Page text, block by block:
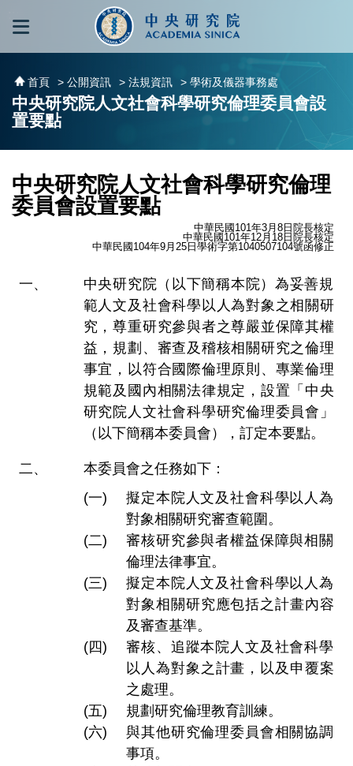
跳到主要內容區塊
首頁 > 公開資訊 > 法規資訊 > 學術及儀器事務處
中央研究院人文社會科學研究倫理委員會設
置要點
中央研究院人文社會科學研究倫理
委員會設置要點
中華民國101年3月8日院長核定
中華民國101年12月18日院長核定
中華民國104年9月25日學術字第1040507104號函修正
中央研究院（以下簡稱本院）為妥善規
範人文及社會科學以人為對象之相關研
究，尊重研究參與者之尊嚴並保障其權
益，規劃、審查及稽核相關研究之倫理
事宜，以符合國際倫理原則、專業倫理
規範及國內相關法律規定，設置「中央
研究院人文社會科學研究倫理委員會」
（以下簡稱本委員會），訂定本要點。
本委員會之任務如下：
擬定本院人文及社會科學以人為
對象相關研究審查範圍。
審核研究參與者權益保障與相關
倫理法律事宜。
擬定本院人文及社會科學以人為
對象相關研究應包括之計畫內容
及審查基準。
審核、追蹤本院人文及社會科學
以人為對象之計畫，以及申覆案
之處理。
規劃研究倫理教育訓練。
與其他研究倫理委員會相關協調
事項。